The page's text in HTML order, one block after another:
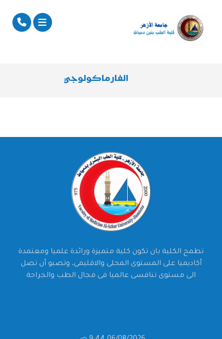
الفارماكولوجي
تطمح الكلية بان تكون كلية متميزة ورائدة علميا ومعتمدة
أكاديميا على المستوى المحلى والاقليمى، وتصبو أن تصل
الى مستوى تنافسى عالميا فى مجال الطب والجراحة